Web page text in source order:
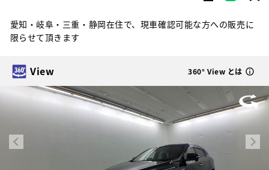
愛知・岐阜・三重・静岡在住で、現車確認可能な方への販売に
限らせて頂きます
View 360° View とは